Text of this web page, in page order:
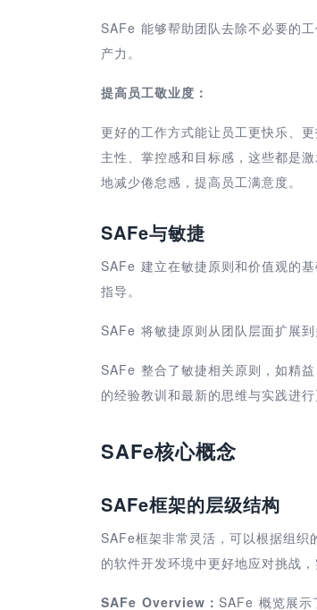
SAFe 能够帮助团队去除不必要的
产力。
提高员工敬业度：
更好的工作方式能让员工更快乐、
主性、掌控感和目标感，这些都是
地减少倦怠感，提高员工满意度。
SAFe与敏捷
SAFe 建立在敏捷原则和价值观的
指导。
SAFe 将敏捷原则从团队层面扩展
SAFe 整合了敏捷相关原则，如精
的经验教训和最新的思维与实践进行
SAFe核心概念
SAFe框架的层级结构
SAFe框架非常灵活，可以根据组
的软件开发环境中更好地应对挑战
SAFe Overview： SAFe 概览展示